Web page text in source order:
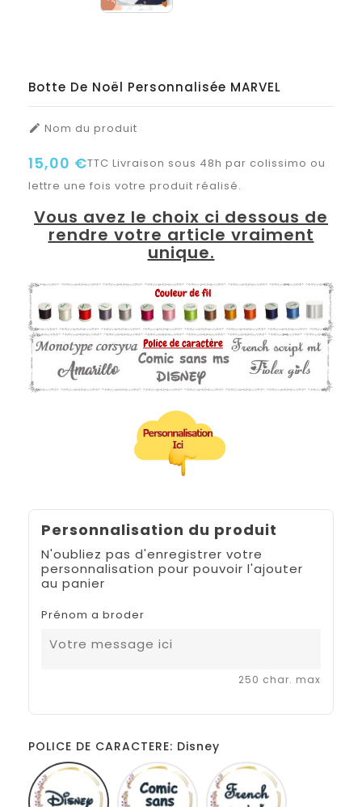
Botte De Noël Personnalisée MARVEL
 Nom du produit
15,00 €TTC Livraison sous 48h par colissimo ou
lettre une fois votre produit réalisé.
Vous avez le choix ci dessous de
rendre votre article vraiment
unique.
Personnalisation du produit
N'oubliez pas d'enregistrer votre
personnalisation pour pouvoir l'ajouter
au panier
Prénom a broder
250 char. max
POLICE DE CARACTERE: Disney
Disney
Comic
sans
ms